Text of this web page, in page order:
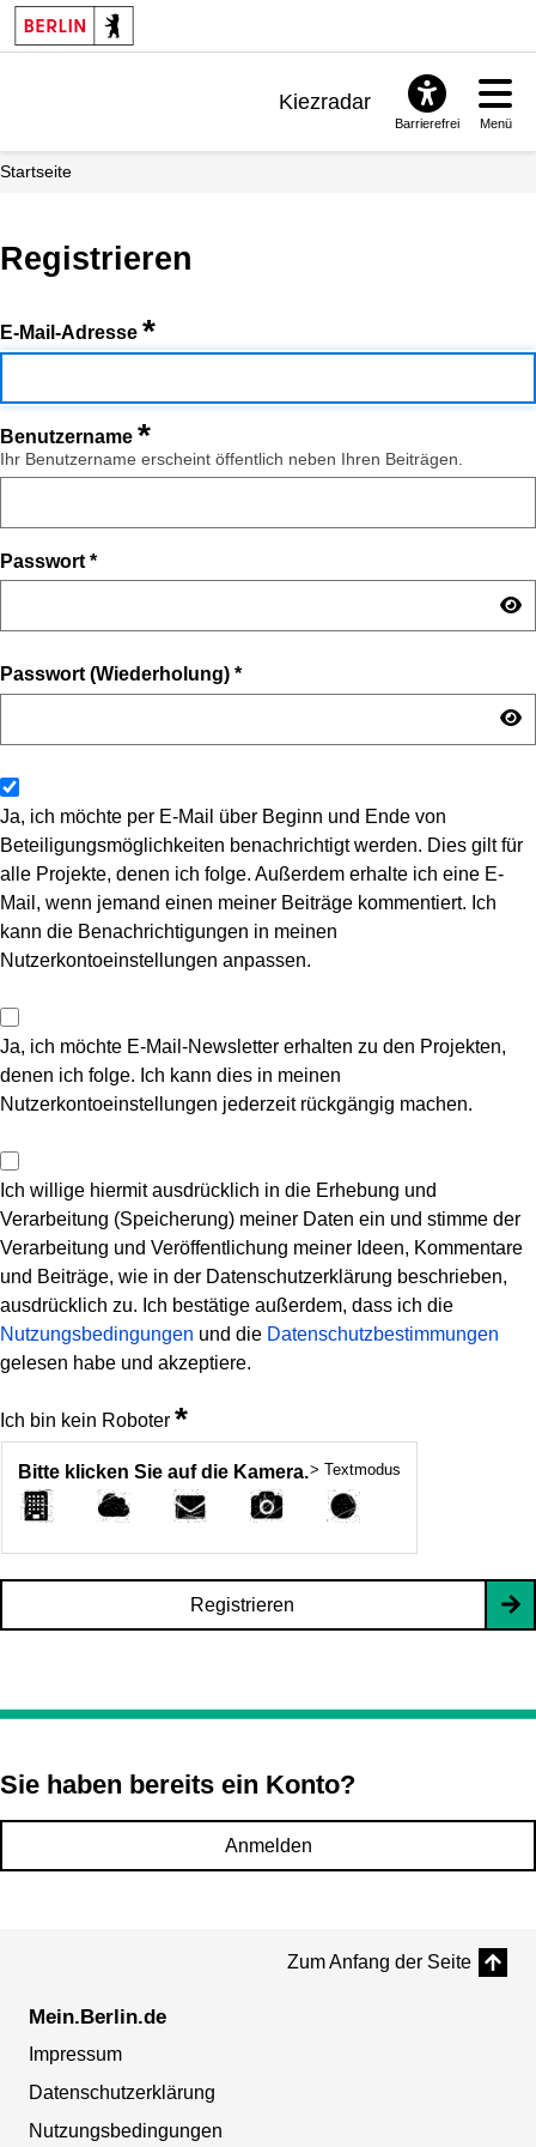
Kiezradar
Barrierefrei Menü
Startseite
Registrieren
E-Mail-Adresse *
Benutzername *
Ihr Benutzername erscheint öffentlich neben Ihren Beiträgen.
Passwort *
Passwort (Wiederholung) *
Ja, ich möchte per E-Mail über Beginn und Ende von
Beteiligungsmöglichkeiten benachrichtigt werden. Dies gilt für
alle Projekte, denen ich folge. Außerdem erhalte ich eine E-
Mail, wenn jemand einen meiner Beiträge kommentiert. Ich
kann die Benachrichtigungen in meinen
Nutzerkontoeinstellungen anpassen.
Ja, ich möchte E-Mail-Newsletter erhalten zu den Projekten,
denen ich folge. Ich kann dies in meinen
Nutzerkontoeinstellungen jederzeit rückgängig machen.
Ich willige hiermit ausdrücklich in die Erhebung und
Verarbeitung (Speicherung) meiner Daten ein und stimme der
Verarbeitung und Veröffentlichung meiner Ideen, Kommentare
und Beiträge, wie in der Datenschutzerklärung beschrieben,
ausdrücklich zu. Ich bestätige außerdem, dass ich die
Nutzungsbedingungen und die Datenschutzbestimmungen
gelesen habe und akzeptiere.
Ich bin kein Roboter *
Bitte klicken Sie auf die Kamera.> Textmodus
Registrieren
Sie haben bereits ein Konto?
Anmelden
Zum Anfang der Seite
Mein.Berlin.de
Impressum
Datenschutzerklärung
Nutzungsbedingungen